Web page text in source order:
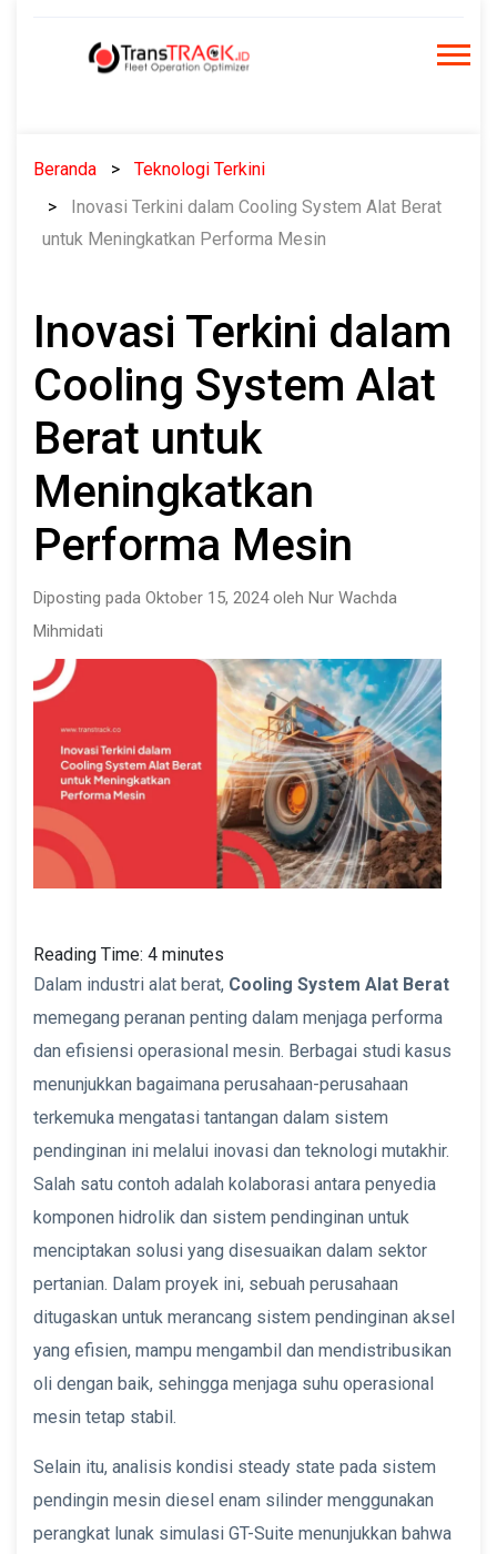
Beranda
Teknologi Terkini
Inovasi Terkini dalam Cooling System Alat Berat
untuk Meningkatkan Performa Mesin
Inovasi Terkini dalam
Cooling System Alat
Berat untuk
Meningkatkan
Performa Mesin
Diposting pada Oktober 15, 2024 oleh Nur Wachda
Mihmidati
Reading Time: 4 minutes
Dalam industri alat berat, Cooling System Alat Berat
memegang peranan penting dalam menjaga performa
dan efisiensi operasional mesin. Berbagai studi kasus
menunjukkan bagaimana perusahaan-perusahaan
terkemuka mengatasi tantangan dalam sistem
pendinginan ini melalui inovasi dan teknologi mutakhir.
Salah satu contoh adalah kolaborasi antara penyedia
komponen hidrolik dan sistem pendinginan untuk
menciptakan solusi yang disesuaikan dalam sektor
pertanian. Dalam proyek ini, sebuah perusahaan
ditugaskan untuk merancang sistem pendinginan aksel
yang efisien, mampu mengambil dan mendistribusikan
oli dengan baik, sehingga menjaga suhu operasional
mesin tetap stabil.
Selain itu, analisis kondisi steady state pada sistem
pendingin mesin diesel enam silinder menggunakan
perangkat lunak simulasi GT-Suite menunjukkan bahwa